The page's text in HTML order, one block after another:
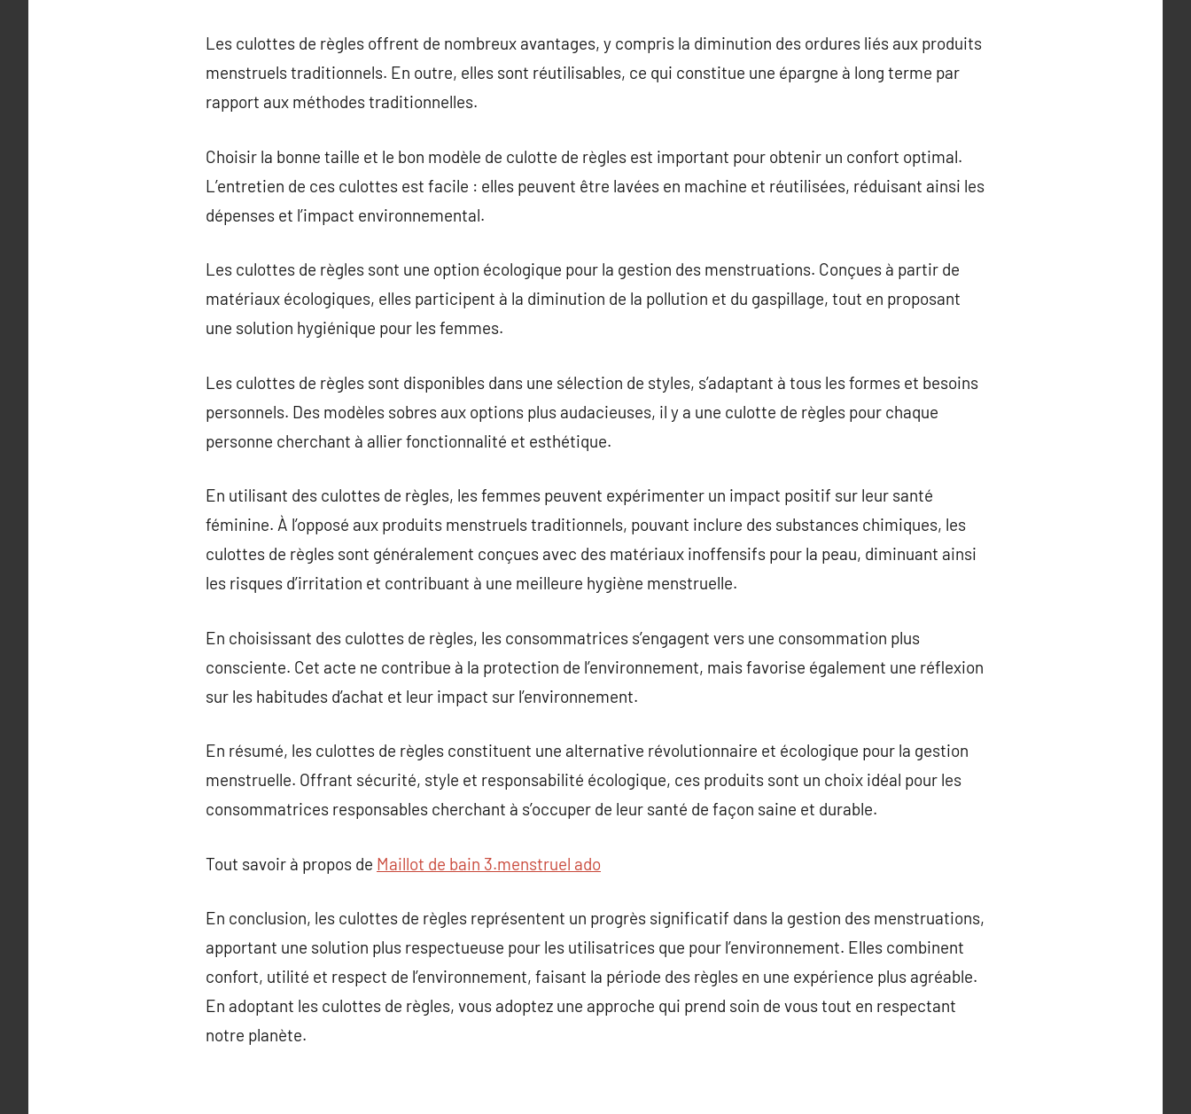
Les culottes de règles offrent de nombreux avantages, y compris la diminution des ordures liés aux produits
menstruels traditionnels. En outre, elles sont réutilisables, ce qui constitue une épargne à long terme par
rapport aux méthodes traditionnelles.
Choisir la bonne taille et le bon modèle de culotte de règles est important pour obtenir un confort optimal.
L’entretien de ces culottes est facile : elles peuvent être lavées en machine et réutilisées, réduisant ainsi les
dépenses et l’impact environnemental.
Les culottes de règles sont une option écologique pour la gestion des menstruations. Conçues à partir de
matériaux écologiques, elles participent à la diminution de la pollution et du gaspillage, tout en proposant
une solution hygiénique pour les femmes.
Les culottes de règles sont disponibles dans une sélection de styles, s’adaptant à tous les formes et besoins
personnels. Des modèles sobres aux options plus audacieuses, il y a une culotte de règles pour chaque
personne cherchant à allier fonctionnalité et esthétique.
En utilisant des culottes de règles, les femmes peuvent expérimenter un impact positif sur leur santé
féminine. À l’opposé aux produits menstruels traditionnels, pouvant inclure des substances chimiques, les
culottes de règles sont généralement conçues avec des matériaux inoffensifs pour la peau, diminuant ainsi
les risques d’irritation et contribuant à une meilleure hygiène menstruelle.
En choisissant des culottes de règles, les consommatrices s’engagent vers une consommation plus
consciente. Cet acte ne contribue à la protection de l’environnement, mais favorise également une réflexion
sur les habitudes d’achat et leur impact sur l’environnement.
En résumé, les culottes de règles constituent une alternative révolutionnaire et écologique pour la gestion
menstruelle. Offrant sécurité, style et responsabilité écologique, ces produits sont un choix idéal pour les
consommatrices responsables cherchant à s’occuper de leur santé de façon saine et durable.
Tout savoir à propos de Maillot de bain 3.menstruel ado
En conclusion, les culottes de règles représentent un progrès significatif dans la gestion des menstruations,
apportant une solution plus respectueuse pour les utilisatrices que pour l’environnement. Elles combinent
confort, utilité et respect de l’environnement, faisant la période des règles en une expérience plus agréable.
En adoptant les culottes de règles, vous adoptez une approche qui prend soin de vous tout en respectant
notre planète.